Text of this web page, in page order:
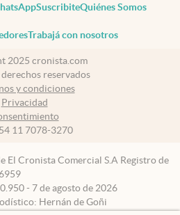
SuscribiteQuiénes Somos
Trabajá con nosotros
2025 cronista.com
reservados
y condiciones
Privacidad
11 7078-3270
El Cronista Comercial S.A Registro de
- 7 de agosto de 2026
Hernán de Goñi